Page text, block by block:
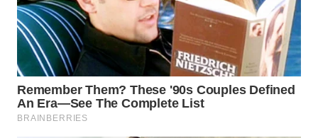
WN
KEPULAUAN
SERIBU
WN
TANGERANG